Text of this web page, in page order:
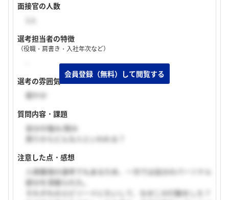
面接官の人数
選考担当者の特徴
（役職・肩書き・入社年次など）
選考の雰囲気
穏やか
質問内容・課題
自分の強み/弱み
周りからどんな人といわれる？
注意した点・感想
人柄重視の選考でもあるため、一次では自分のパーソナル
部分を深掘られた。
それぞれのエピソードにたいして、なぜこの行動をした？